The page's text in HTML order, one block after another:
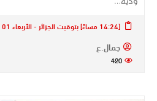
[14:24 مساءً] بتوقيت الجزائر - الأربعاء 01 نوفمبر 2023
جمال.ع
420